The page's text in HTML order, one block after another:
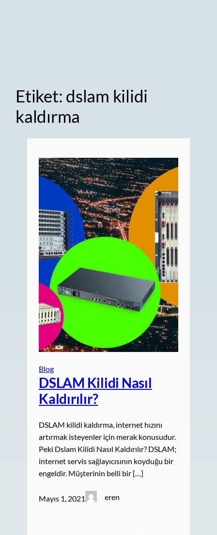
Etiket: dslam kilidi
kaldırma
Blog
DSLAM Kilidi Nasıl
Kaldırılır?
DSLAM kilidi kaldırma, internet hızını
artırmak isteyenler için merak konusudur.
Peki Dslam Kilidi Nasıl Kaldırılır? DSLAM;
internet servis sağlayıcısının koyduğu bir
engeldir. Müşterinin belli bir […]
Mayıs 1, 2021 eren